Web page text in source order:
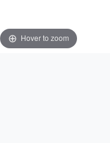
Hover to zoom